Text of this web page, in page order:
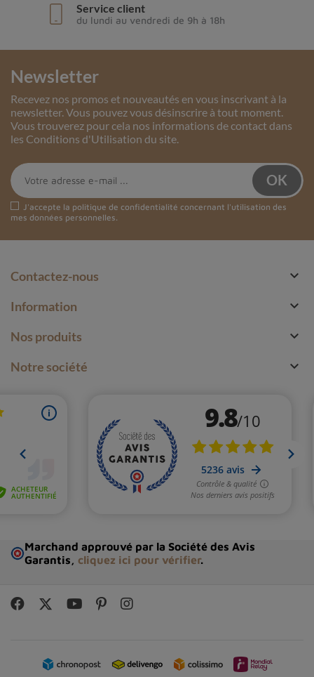
Service client
du lundi au vendredi de 9h à 18h
Newsletter
Recevez nos promos et nouveautés en vous inscrivant à la
newsletter. Vous pouvez vous désinscrire à tout moment.
Vous trouverez pour cela nos informations de contact dans
les Conditions d'Utilisation du site.
J'accepte la politique de confidentialité concernant l'utilisation des
mes données personnelles.
Contactez-nous 
Information 
Nos produits 
Notre société 
Marchand approuvé par la Société des Avis
Garantis, cliquez ici pour vérifier.